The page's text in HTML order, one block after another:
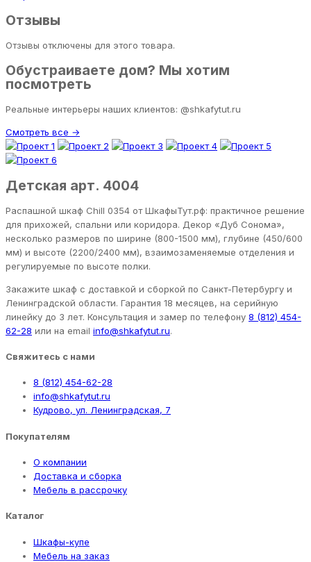
Отзывы
Отзывы отключены для этого товара.
Обустраиваете дом? Мы хотим
посмотреть
Реальные интерьеры наших клиентов: @shkafytut.ru
Смотреть все →
Детская арт. 4004
Распашной шкаф Chill 0354 от ШкафыТут.рф: практичное решение
для прихожей, спальни или коридора. Декор «Дуб Сонома»,
несколько размеров по ширине (800-1500 мм), глубине (450/600
мм) и высоте (2200/2400 мм), взаимозаменяемые отделения и
регулируемые по высоте полки.
Закажите шкаф с доставкой и сборкой по Санкт-Петербургу и
Ленинградской области. Гарантия 18 месяцев, на серийную
линейку до 3 лет. Консультация и замер по телефону 8 (812) 454-
62-28 или на email info@shkafytut.ru.
Свяжитесь с нами
8 (812) 454-62-28
info@shkafytut.ru
Кудрово, ул. Ленинградская, 7
Покупателям
О компании
Доставка и сборка
Мебель в рассрочку
Каталог
Шкафы-купе
Мебель на заказ